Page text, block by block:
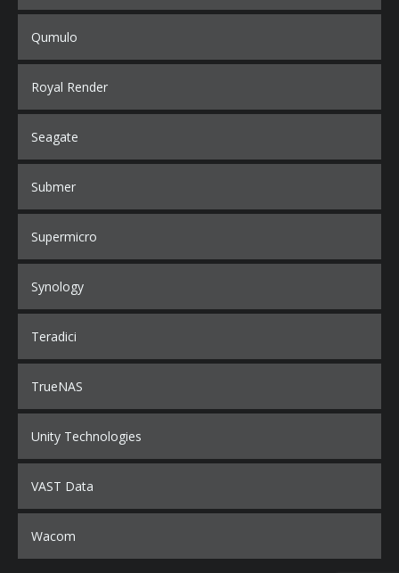
Qumulo
Royal Render
Seagate
Submer
Supermicro
Synology
Teradici
TrueNAS
Unity Technologies
VAST Data
Wacom